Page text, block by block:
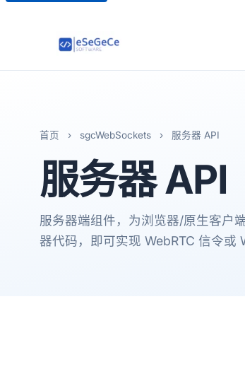
首页 › sgcWebSockets › 服务器 API
服务器 API
服务器端组件，为浏览器/原生客户
器代码，即可实现 WebRTC 信令或